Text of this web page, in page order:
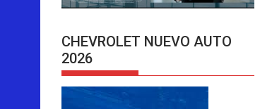
CHEVROLET NUEVO AUTO
2026